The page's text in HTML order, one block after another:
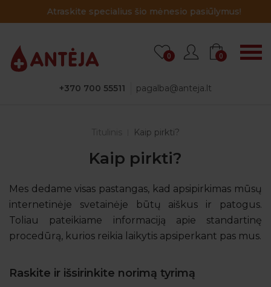
Atraskite specialius šio mėnesio pasiūlymus!
+370 700 55511 pagalba@anteja.lt
0 0
Titulinis Kaip pirkti?
Kaip pirkti?
Mes dedame visas pastangas, kad apsipirkimas mūsų
internetinėje svetainėje būtų aiškus ir patogus.
Toliau pateikiame informaciją apie standartinę
procedūrą, kurios reikia laikytis apsiperkant pas mus.
Raskite ir išsirinkite norimą tyrimą